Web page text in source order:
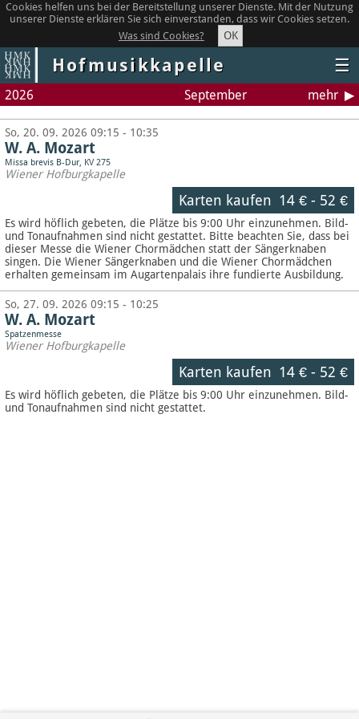
Cookies helfen uns bei der Bereitstellung unserer Dienste. Mit der Nutzung
unserer Dienste erklären Sie sich einverstanden, dass wir Cookies setzen.
Was sind Cookies?
OK
Hofmusikkapelle ☰
2026 September mehr
So, 20. 09. 2026 09:15 - 10:35
W. A. Mozart
Missa brevis B-Dur, KV 275
Wiener Hofburgkapelle
Karten kaufen 14 €- 52 €
Es wird höflich gebeten, die Plätze bis 9:00 Uhr einzunehmen. Bild-
und Tonaufnahmen sind nicht gestattet. Bitte beachten Sie, dass bei
dieser Messe die Wiener Chormädchen statt der Sängerknaben
singen. Die Wiener Sängerknaben und die Wiener Chormädchen
erhalten gemeinsam im Augartenpalais ihre fundierte Ausbildung.
So, 27. 09. 2026 09:15 - 10:25
W. A. Mozart
Spatzenmesse
Wiener Hofburgkapelle
Karten kaufen 14 €- 52 €
Es wird höflich gebeten, die Plätze bis 9:00 Uhr einzunehmen. Bild-
und Tonaufnahmen sind nicht gestattet.